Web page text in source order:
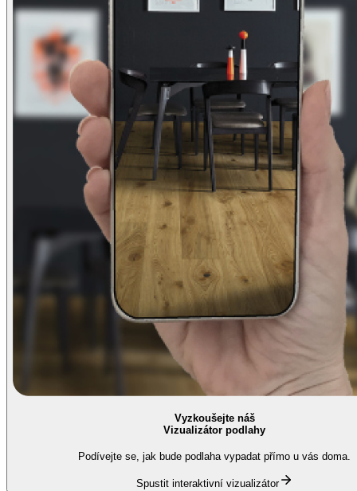
Vyzkoušejte náš
Vizualizátor podlahy
Podívejte se, jak bude podlaha vypadat přímo u vás doma.
Spustit interaktivní vizualizátor